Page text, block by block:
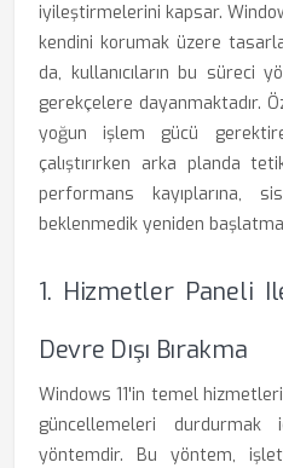
iyileştirmelerini kapsar.
kendini korumak üzere
da, kullanıcıların bu süreci
gerekçelere dayanmaktadır.
yoğun işlem gücü
çalıştırırken arka planda
performans kayıplarına,
beklenmedik yeniden
1. Hizmetler Paneli
Devre Dışı Bırakma
Windows 11'in temel
güncellemeleri durdurmak
yöntemdir. Bu yöntem,